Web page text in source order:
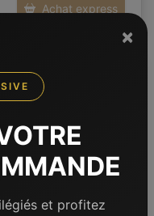
Achat express
×
et profitez